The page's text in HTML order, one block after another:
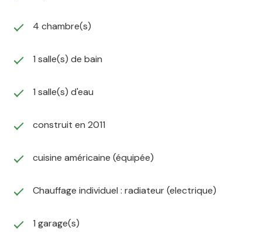
4 chambre(s)
1 salle(s) de bain
1 salle(s) d'eau
construit en 2011
cuisine américaine (équipée)
Chauffage individuel : radiateur (electrique)
1 garage(s)